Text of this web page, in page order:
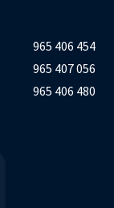
965 406 454
965 407 056
965 406 480